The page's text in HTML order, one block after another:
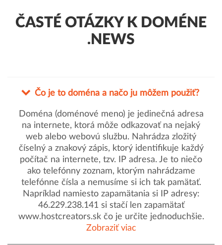
ČASTÉ OTÁZKY K DOMÉNE
.NEWS
Čo je to doména a načo ju môžem použiť?
Doména (doménové meno) je jedinečná adresa
na internete, ktorá môže odkazovať na nejaký
web alebo webovú službu. Nahrádza zložitý
číselný a znakový zápis, ktorý identifikuje každý
počítač na internete, tzv. IP adresa. Je to niečo
ako telefónny zoznam, ktorým nahrádzame
telefónne čísla a nemusíme si ich tak pamätať.
Napríklad namiesto zapamätania si IP adresy:
46.229.238.141 si stačí len zapamätať
www.hostcreators.sk čo je určite jednoduchšie.
Zobraziť viac